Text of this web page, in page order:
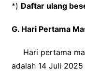
*) Daftar ulang
G. Hari Pertama
Hari pertama
adalah 14 Juli 2025